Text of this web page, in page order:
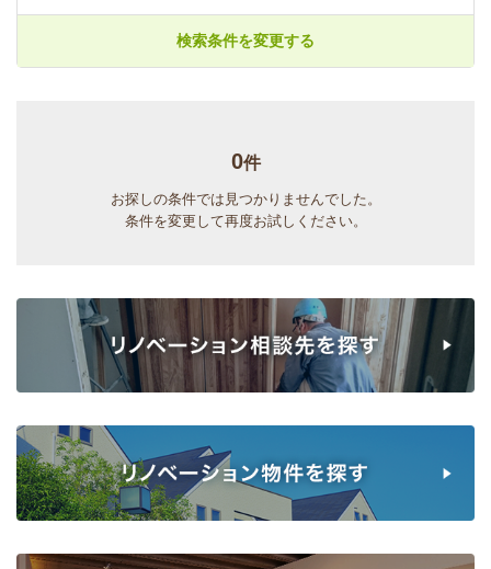
検索条件を変更する
0件
お探しの条件では見つかりませんでした。
条件を変更して再度お試しください。